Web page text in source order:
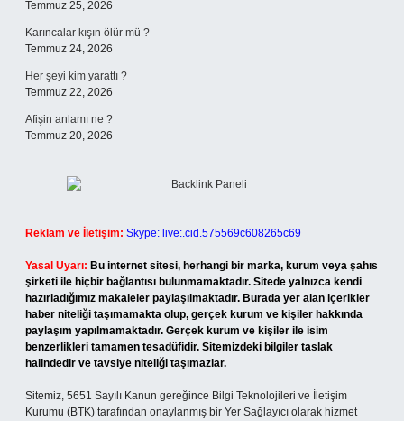
Temmuz 25, 2026
Karıncalar kışın ölür mü ?
Temmuz 24, 2026
Her şeyi kim yarattı ?
Temmuz 22, 2026
Afişin anlamı ne ?
Temmuz 20, 2026
Reklam ve İletişim: Skype: live:.cid.575569c608265c69
Yasal Uyarı: Bu internet sitesi, herhangi bir marka, kurum veya şahıs
şirketi ile hiçbir bağlantısı bulunmamaktadır. Sitede yalnızca kendi
hazırladığımız makaleler paylaşılmaktadır. Burada yer alan içerikler
haber niteliği taşımamakta olup, gerçek kurum ve kişiler hakkında
paylaşım yapılmamaktadır. Gerçek kurum ve kişiler ile isim
benzerlikleri tamamen tesadüfidir. Sitemizdeki bilgiler taslak
halindedir ve tavsiye niteliği taşımazlar.
Sitemiz, 5651 Sayılı Kanun gereğince Bilgi Teknolojileri ve İletişim
Kurumu (BTK) tarafından onaylanmış bir Yer Sağlayıcı olarak hizmet